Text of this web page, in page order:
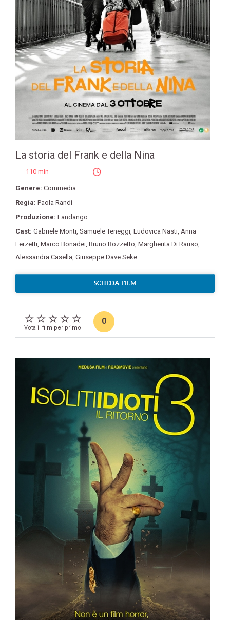
La storia del Frank e della Nina
110 min
Genere: Commedia
Regia: Paola Randi
Produzione: Fandango
Cast: Gabriele Monti Samuele Teneggi Ludovica Nasti Anna
Ferzetti Marco Bonadei Bruno Bozzetto Margherita Di Rauso
Alessandra Casella Giuseppe Dave Seke
SCHEDA FILM
Vota il film per primo
0